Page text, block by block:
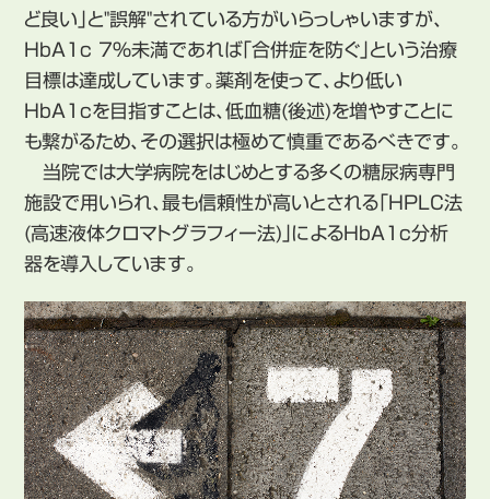
ど良い」と"誤解"されている方がいらっしゃいますが、
HbA1c 7%未満であれば「合併症を防ぐ」という治療
目標は達成しています。薬剤を使って、より低い
HbA1cを目指すことは、低血糖(後述)を増やすことに
も繋がるため、その選択は極めて慎重であるべきです。
当院では大学病院をはじめとする多くの糖尿病専門
施設で用いられ、最も信頼性が高いとされる「HPLC法
(高速液体クロマトグラフィー法)」によるHbA1c分析
器を導入しています。